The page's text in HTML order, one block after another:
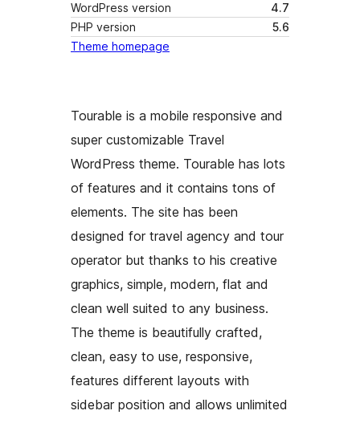
WordPress version
4.7
PHP version
5.6
Theme homepage
Tourable is a mobile responsive and
super customizable Travel
WordPress theme. Tourable has lots
of features and it contains tons of
elements. The site has been
designed for travel agency and tour
operator but thanks to his creative
graphics, simple, modern, flat and
clean well suited to any business.
The theme is beautifully crafted,
clean, easy to use, responsive,
features different layouts with
sidebar position and allows unlimited